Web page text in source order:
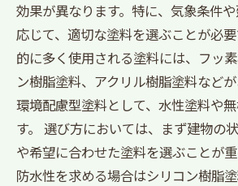
効果が異なります。特に、気象条件
応じて、適切な塗料を選ぶことが必
的に多く使用される塗料には、フッ
ン樹脂塗料、アクリル樹脂塗料などが
環境配慮型塗料として、水性塗料や
す。 選び方においては、まず建物の
や希望に合わせた塗料を選ぶことが重
防水性を求める場合はシリコン樹脂